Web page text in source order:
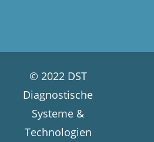
© 2022 DST
Diagnostische
Systeme &
Technologien